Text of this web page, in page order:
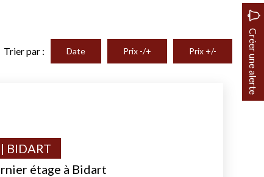
Créer une alerte
Trier par : Date Prix -/+ Prix +/-
étage à Bidart
BIDART